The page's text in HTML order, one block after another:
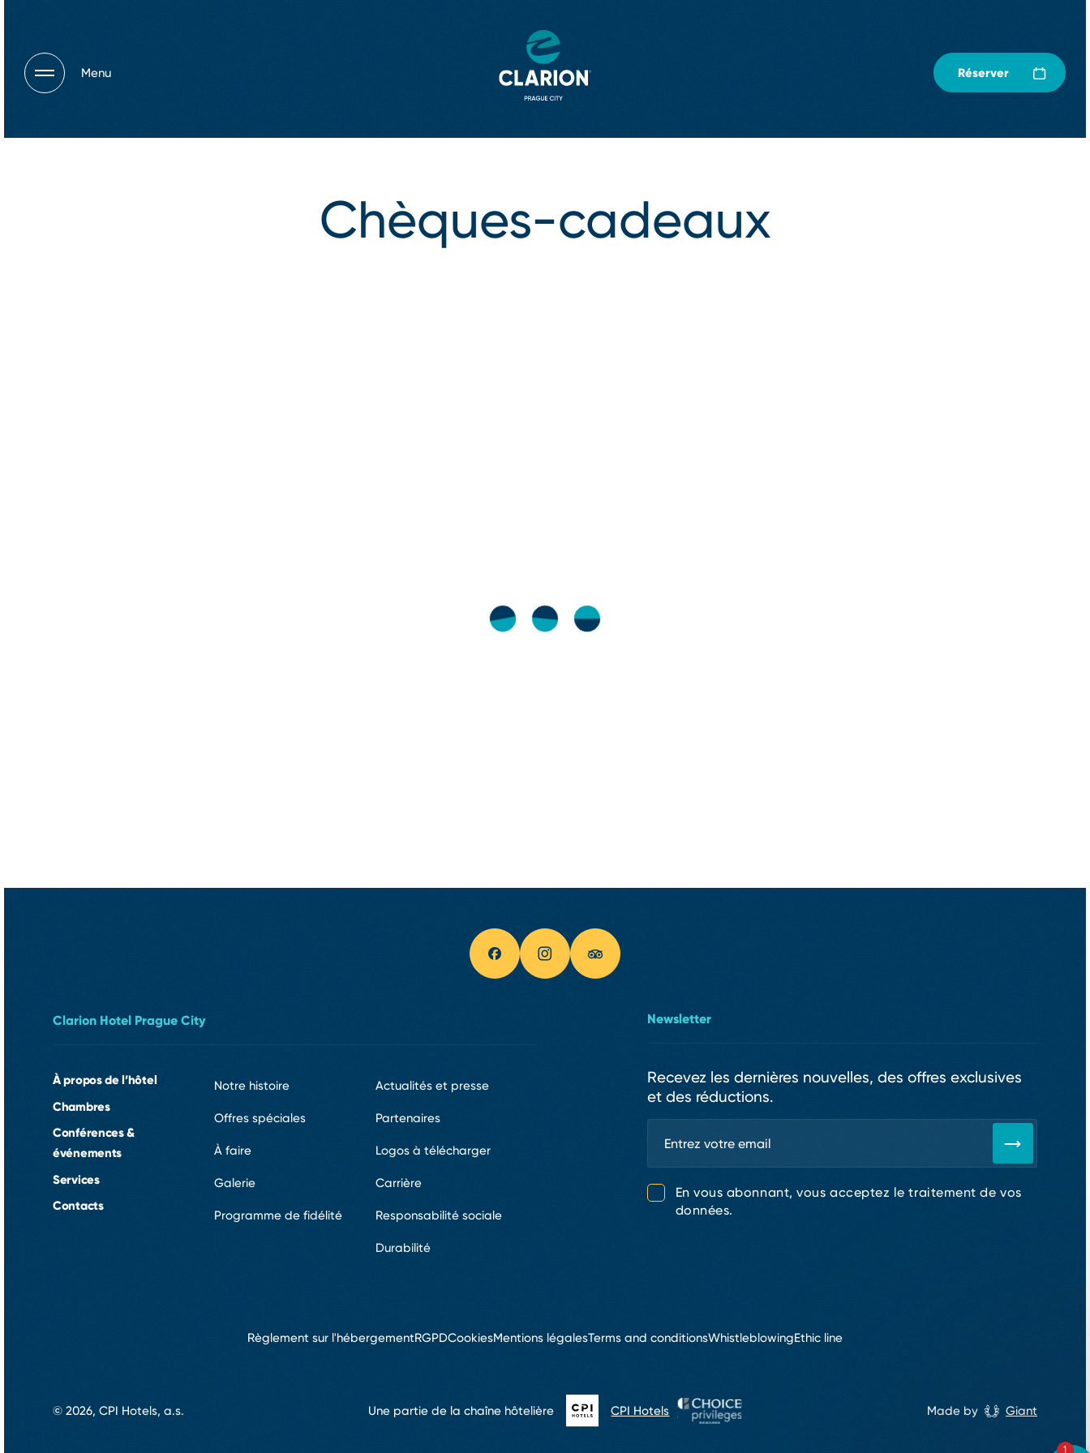
Menu Réserver
Chèques-cadeaux
Clarion Hotel Prague City
À propos de l’hôtel
Chambres
Conférences &
événements
Services
Contacts
Notre histoire
Offres spéciales
À faire
Galerie
Programme de fidélité
Actualités et presse
Partenaires
Logos à télécharger
Carrière
Responsabilité sociale
Durabilité
Newsletter
Recevez les dernières nouvelles, des offres exclusives
et des réductions.
En vous abonnant, vous acceptez le traitement de vos
données.
Règlement sur l'hébergementRGPDCookiesMentions légalesTerms and conditionsWhistleblowingEthic line
© 2026, CPI Hotels, a.s. Une partie de la chaîne hôtelière CPI Hotels Made by Giant
1